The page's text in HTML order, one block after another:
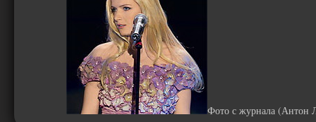
Фото с журнала (Антон